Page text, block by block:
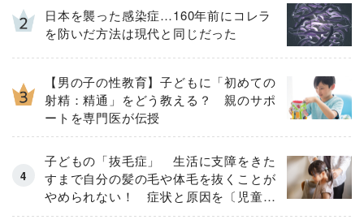
日本を襲った感染症…160年前にコレラ
を防いだ方法は現代と同じだった
【男の子の性教育】子どもに「初めての
射精：精通」をどう教える？ 親のサポ
ートを専門医が伝授
子どもの「抜毛症」 生活に支障をきた
すまで自分の髪の毛や体毛を抜くことが
やめられない！ 症状と原因を〔児童精
神科医が解説〕